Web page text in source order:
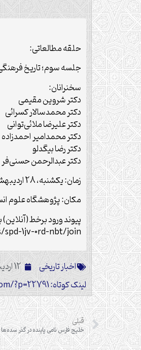
حلقه مطالعاتی:
جلسه سوم؛ تاریخ
سخنرانان:
دکتر شروین مقیمی
دکتر محمدسالار کسرائی
دکتر علیرضا ملائی‌توانی
دکتر محمدامیر احمدزاده
دکتر رضا بیگدلو
دکتر عبدالرحمن حسنی‌فر
زمان: یکشنبه، 28 اردیبهشت‌ماه 1404، ساعت: ۱۰ تا ۱۲
مکان: پژوهشگاه علوم
پیوند ورود
1jv-0rd-nbt/join
اخبار تاریخی
12 اردیبهشت 1404
لینک کوتاه: https://sokhanetarikh.com/?p=22791
قبلی
خلیج فارس نامی پاینده در گذر سده‌ها